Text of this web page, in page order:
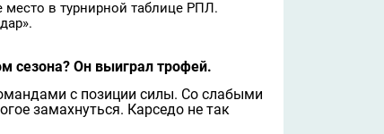
место в турнирной таблице РПЛ.
сезона? Он выиграл трофей.
с позиции силы. Со слабыми
замахнуться. Карседо не так